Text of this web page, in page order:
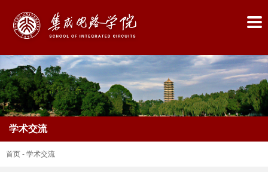
学术交流
首页 - 学术交流